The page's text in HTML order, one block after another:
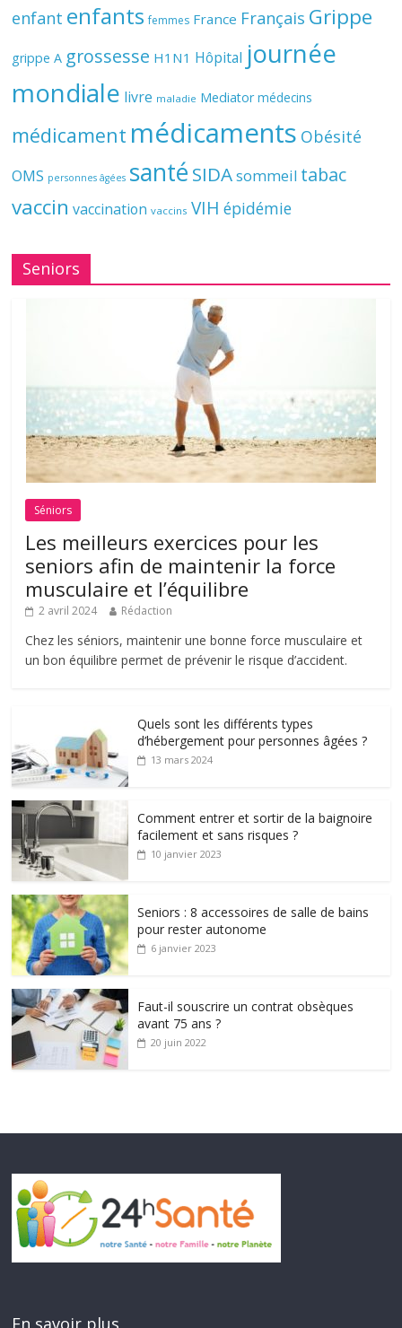
enfant enfants femmes France Français Grippe
grippe A grossesse H1N1 Hôpital journée
mondiale livre maladie Mediator médecins
médicament médicaments Obésité
OMS personnes âgées santé SIDAsommeil tabac
vaccin vaccination vaccins VIH épidémie
Seniors
Séniors
Les meilleurs exercices pour les
seniors afin de maintenir la force
musculaire et l’équilibre
2 avril 2024 Rédaction
Chez les séniors, maintenir une bonne force musculaire et
un bon équilibre permet de prévenir le risque d’accident.
Quels sont les différents types
d’hébergement pour personnes âgées ?
13 mars 2024
Comment entrer et sortir de la baignoire
facilement et sans risques ?
10 janvier 2023
Seniors : 8 accessoires de salle de bains
pour rester autonome
6 janvier 2023
Faut-il souscrire un contrat obsèques
avant 75 ans ?
20 juin 2022
En savoir plus